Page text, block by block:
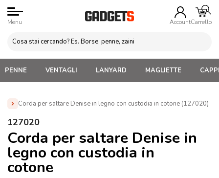
Menu AccountCarrello
PENNE VENTAGLI LANYARD MAGLIETTE
Corda per saltare Denise in legno con custodia in cotone (127020)
Home »
custodia in cotone (127020)
127020
Corda per saltare Denise in
legno con custodia in
cotone